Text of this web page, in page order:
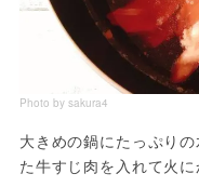
Photo by sakura4
大きめの鍋にたっぷり
た牛すじ肉を入れて火に